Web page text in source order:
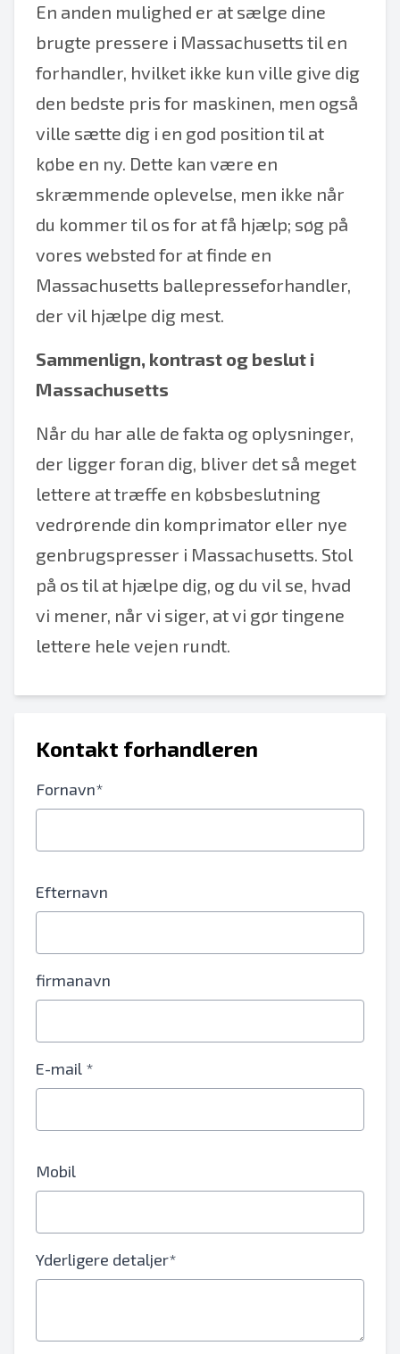
En anden mulighed er at sælge dine
brugte pressere i Massachusetts til en
forhandler, hvilket ikke kun ville give dig
den bedste pris for maskinen, men også
ville sætte dig i en god position til at
købe en ny. Dette kan være en
skræmmende oplevelse, men ikke når
du kommer til os for at få hjælp; søg på
vores websted for at finde en
Massachusetts ballepresseforhandler,
der vil hjælpe dig mest.
Sammenlign, kontrast og beslut i
Massachusetts
Når du har alle de fakta og oplysninger,
der ligger foran dig, bliver det så meget
lettere at træffe en købsbeslutning
vedrørende din komprimator eller nye
genbrugspresser i Massachusetts. Stol
på os til at hjælpe dig, og du vil se, hvad
vi mener, når vi siger, at vi gør tingene
lettere hele vejen rundt.
Kontakt forhandleren
Fornavn*
Efternavn
firmanavn
E-mail *
Mobil
Yderligere detaljer*